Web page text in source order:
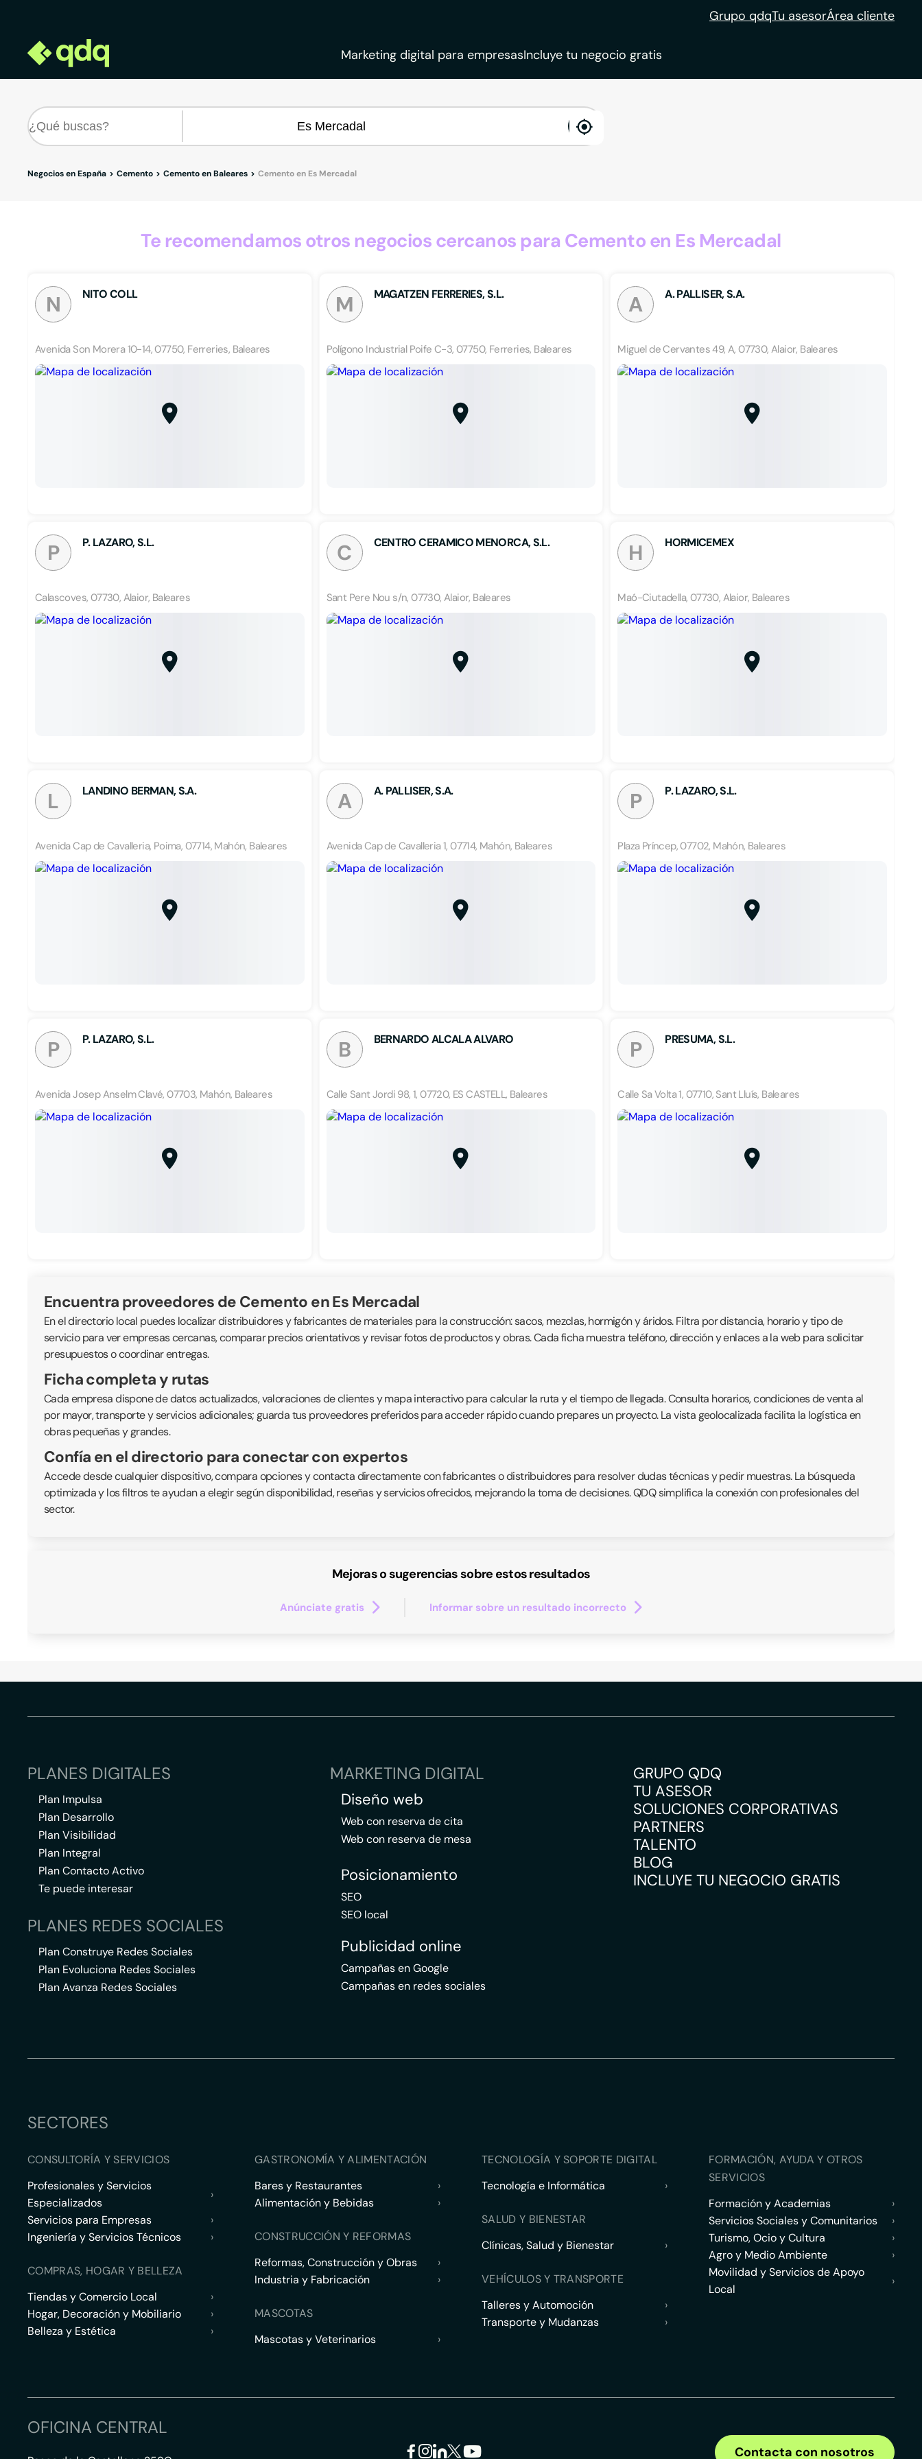
Grupo qdqTu asesorÁrea cliente
Marketing digital para empresasIncluye tu negocio gratis
enable
Negocios en España Cemento Cemento en Baleares Cemento en Es Mercadal
Te recomendamos otros negocios cercanos para Cemento en Es Mercadal
N NITO COLL
Avenida Son Morera 10-14, 07750, Ferreries, Baleares
M MAGATZEN FERRERIES, S.L.
Polígono Industrial Poife C-3, 07750, Ferreries, Baleares
A A. PALLISER, S.A.
Miguel de Cervantes 49, A, 07730, Alaior, Baleares
P P. LAZARO, S.L.
Calascoves, 07730, Alaior, Baleares
C CENTRO CERAMICO MENORCA, S.L.
Sant Pere Nou s/n, 07730, Alaior, Baleares
H HORMICEMEX
Maó-Ciutadella, 07730, Alaior, Baleares
L LANDINO BERMAN, S.A.
Avenida Cap de Cavalleria, Poima, 07714, Mahón, Baleares
A A. PALLISER, S.A.
Avenida Cap de Cavalleria 1, 07714, Mahón, Baleares
P P. LAZARO, S.L.
Plaza Príncep, 07702, Mahón, Baleares
P P. LAZARO, S.L.
Avenida Josep Anselm Clavé, 07703, Mahón, Baleares
B BERNARDO ALCALA ALVARO
Calle Sant Jordi 98, 1, 07720, ES CASTELL, Baleares
P PRESUMA, S.L.
Calle Sa Volta 1, 07710, Sant Lluís, Baleares
Encuentra proveedores de Cemento en Es Mercadal
En el directorio local puedes localizar distribuidores y fabricantes de materiales para la construcción: sacos, mezclas, hormigón y áridos. Filtra por distancia, horario y tipo de
servicio para ver empresas cercanas, comparar precios orientativos y revisar fotos de productos y obras. Cada ficha muestra teléfono, dirección y enlaces a la web para solicitar
presupuestos o coordinar entregas.
Ficha completa y rutas
Cada empresa dispone de datos actualizados, valoraciones de clientes y mapa interactivo para calcular la ruta y el tiempo de llegada. Consulta horarios, condiciones de venta al
por mayor, transporte y servicios adicionales; guarda tus proveedores preferidos para acceder rápido cuando prepares un proyecto. La vista geolocalizada facilita la logística en
obras pequeñas y grandes.
Confía en el directorio para conectar con expertos
Accede desde cualquier dispositivo, compara opciones y contacta directamente con fabricantes o distribuidores para resolver dudas técnicas y pedir muestras. La búsqueda
optimizada y los filtros te ayudan a elegir según disponibilidad, reseñas y servicios ofrecidos, mejorando la toma de decisiones. QDQ simplifica la conexión con profesionales del
sector.
Mejoras o sugerencias sobre estos resultados
Anúnciate gratis Informar sobre un resultado incorrecto
PLANES DIGITALES
Plan Impulsa
Plan Desarrollo
Plan Visibilidad
Plan Integral
Plan Contacto Activo
Te puede interesar
PLANES REDES SOCIALES
Plan Construye Redes Sociales
Plan Evoluciona Redes Sociales
Plan Avanza Redes Sociales
MARKETING DIGITAL
Diseño web
Web con reserva de cita
Web con reserva de mesa
Posicionamiento
SEO
SEO local
Publicidad online
Campañas en Google
Campañas en redes sociales
GRUPO QDQ
TU ASESOR
SOLUCIONES CORPORATIVAS
PARTNERS
TALENTO
BLOG
INCLUYE TU NEGOCIO GRATIS
SECTORES
CONSULTORÍA Y SERVICIOS
Profesionales y Servicios
Especializados
›
Servicios para Empresas
›
Ingeniería y Servicios Técnicos
›
COMPRAS, HOGAR Y BELLEZA
Tiendas y Comercio Local
›
Hogar, Decoración y Mobiliario
›
Belleza y Estética
›
GASTRONOMÍA Y ALIMENTACIÓN
Bares y Restaurantes
›
Alimentación y Bebidas
›
CONSTRUCCIÓN Y REFORMAS
Reformas, Construcción y Obras
›
Industria y Fabricación
›
MASCOTAS
Mascotas y Veterinarios
›
TECNOLOGÍA Y SOPORTE DIGITAL
Tecnología e Informática
›
SALUD Y BIENESTAR
Clínicas, Salud y Bienestar
›
VEHÍCULOS Y TRANSPORTE
Talleres y Automoción
›
Transporte y Mudanzas
›
FORMACIÓN, AYUDA Y OTROS
SERVICIOS
Formación y Academias
›
Servicios Sociales y Comunitarios
›
Turismo, Ocio y Cultura
›
Agro y Medio Ambiente
›
Movilidad y Servicios de Apoyo
Local
›
OFICINA CENTRAL
Contacta con nosotros